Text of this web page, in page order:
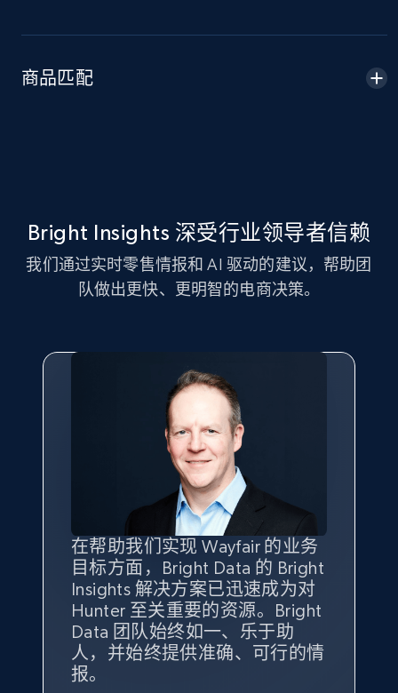
URL, Product id, Title, Seller name, Seller rating,
Seller reviews, Breadcrumbs, Root category, and
more.
eBay - Gather data on products using
specified keywords
URL, Product id, Title, Seller name, Seller rating,
Seller reviews, Breadcrumbs, Root category, and
2.5K+ 359+ 立即开始
eBay - Collect products from shops on eBay
URL, Product id, Title, Seller name, Seller rating,
Seller reviews, Breadcrumbs, Root category, and
商品匹配
Bright Insights 深受行业领导者信赖
我们通过实时零售情报和 AI 驱动的建议，帮助团
队做出更快、更明智的电商决策。
在帮助我们实现 Wayfair 的业务
目标方面，Bright Data 的 Bright
Insights 解决方案已迅速成为对
Hunter 至关重要的资源。Bright
Data 团队始终如一、乐于助
人，并始终提供准确、可行的情
报。
Bright Insights 的数据极大地支
持了我们公司的目标。每个产品
类别的市场份额帮助我们以主要
竞争对手为基准，而供应商的销
售情况则从战术上帮助我们的营
销团队扩大产品种类。
我们之所以选择 Bright
Insights，是因为它能够跟踪销
售情况，并绘制对我们业务至关
重要的竞争产品类别图。
Yael Fridman
Keter 的市场总监
借助 Bright Data 的解决方案，
我们获得了对市场领域、产品、
竞争格局以及消费者行为趋势的
独特且全面的洞察。
Beverly Taylor
Kingston Brass, Inc. 商品规划总监